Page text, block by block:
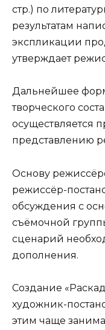
стр.) по
результатам
экспликации
утверждает
Дальнейшее
творческого
осуществляется
представлению
Основу
режиссёр-
обсуждения с
съёмочной
сценарий
дополнения.
Создание
художник-
этим чаще